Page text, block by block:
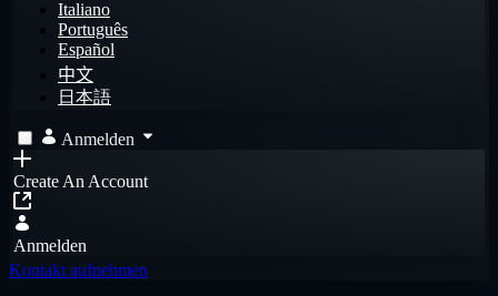
Italiano
Português
Español
中文
日本語
Anmelden
Create An Account
Anmelden
Kontakt aufnehmen